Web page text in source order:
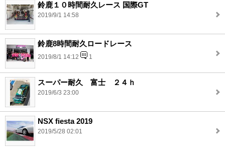
鈴鹿１０時間耐久レース 国際GT
2019/9/1 14:58
鈴鹿8時間耐久ロードレース
2019/8/1 14:12 1
スーパー耐久 富士 ２４ｈ
2019/6/3 23:00
NSX fiesta 2019
2019/5/28 02:01